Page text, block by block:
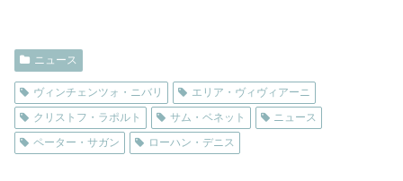
ニュース
ヴィンチェンツォ・ニバリ
エリア・ヴィヴィアーニ
クリストフ・ラポルト
サム・ベネット
ニュース
ペーター・サガン
ローハン・デニス